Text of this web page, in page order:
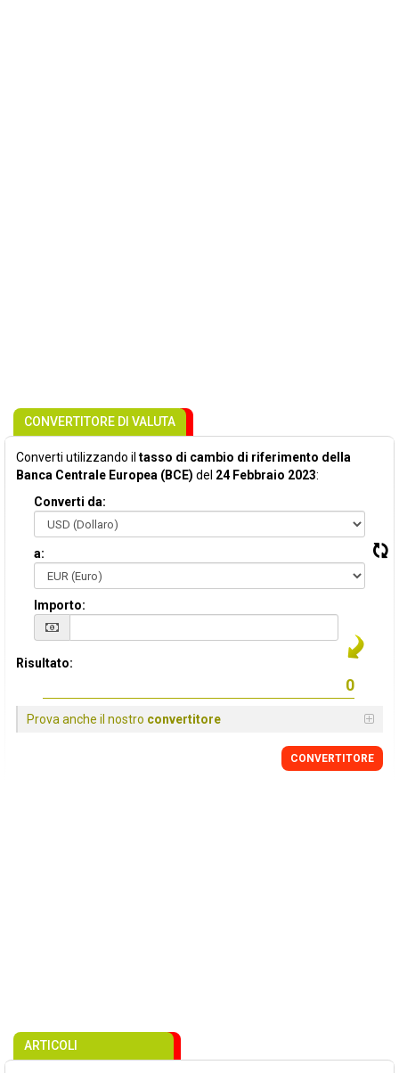
CONVERTITORE DI VALUTA
Converti utilizzando il tasso di cambio di riferimento della
Banca Centrale Europea (BCE) del 24 Febbraio 2023:
Converti da:
a:
Importo:
Risultato:
Prova anche il nostro convertitore
CONVERTITORE
ARTICOLI